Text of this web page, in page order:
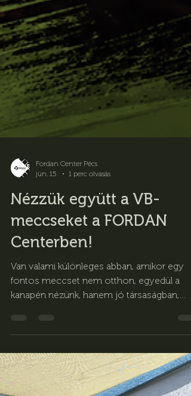
Fordan Center Pécs
Nézzük együtt a VB-
meccseket a FORDAN
fontos meccset nem otthon, egyedül a
kanapén nézünk, hanem jó társaságban,
közösen szurkolva, igazi